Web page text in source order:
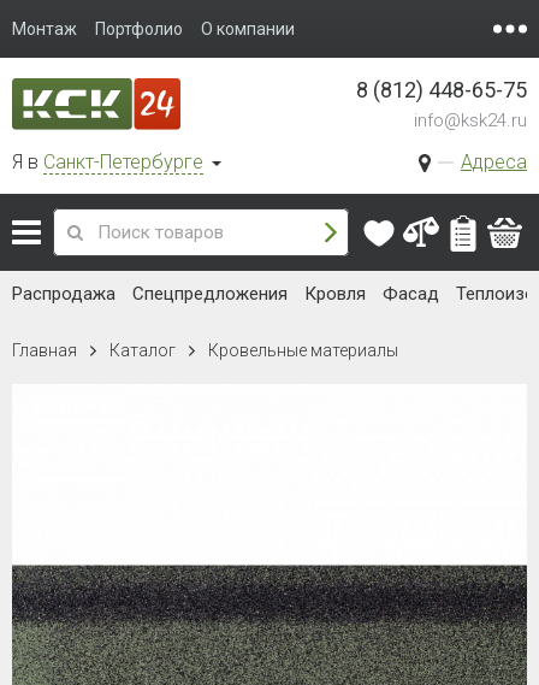
Монтаж Портфолио О компании
Я в Санкт-Петербурге Адреса
8 (812) 448-65-75
info@ksk24.ru
Распродажа Спецпредложения Кровля Фасад
Главная Каталог Кровельные материалы